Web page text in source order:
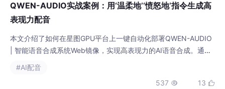
QWEN-AUDIO实战案例：用‘温柔地’‘愤怒地’指令生成高
表现力配音
本文介绍了如何在星图GPU平台上一键自动化部署QWEN-AUDIO
| 智能语音合成系统Web镜像，实现高表现力的AI语音合成。通过
该平台，用户可快速生成带有情感色彩的配音，如为短视频、有声
#AI配音
537  13 